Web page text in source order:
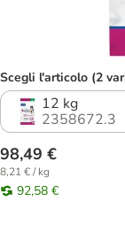
Scegli l'articolo (2
12 kg
2358672.3
98,49 €
8,21 € / kg
92,58 €